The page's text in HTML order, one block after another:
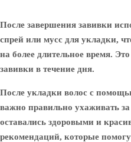
После завершения завивки
спрей или мусс для укладки,
на более длительное время.
завивки в течение дня.
После укладки волос с
важно правильно ухаживать
оставались здоровыми и
рекомендаций, которые